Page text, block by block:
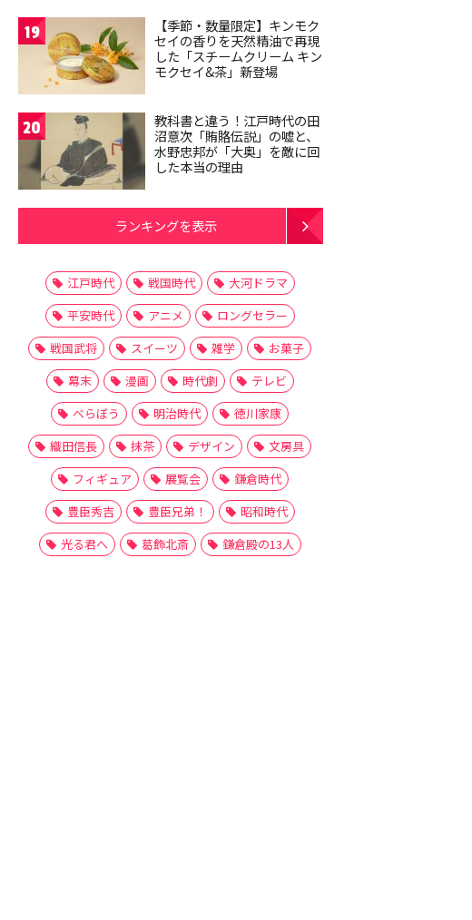
19
【季節・数量限定】キンモク
セイの香りを天然精油で再現
した「スチームクリーム キン
モクセイ&茶」新登場
20
教科書と違う！江戸時代の田
沼意次「賄賂伝説」の嘘と、
水野忠邦が「大奥」を敵に回
した本当の理由
ランキングを表示
江戸時代 戦国時代
大河ドラマ
平安時代
アニメ
ロングセラー
戦国武将
スイーツ 雑学
お菓子
幕末
漫画 時代劇
テレビ
べらぼう
明治時代
徳川家康
織田信長
抹茶 デザイン
文房具
フィギュア
展覧会
鎌倉時代
豊臣秀吉
豊臣兄弟！
昭和時代
光る君へ
葛飾北斎 鎌倉殿の13人